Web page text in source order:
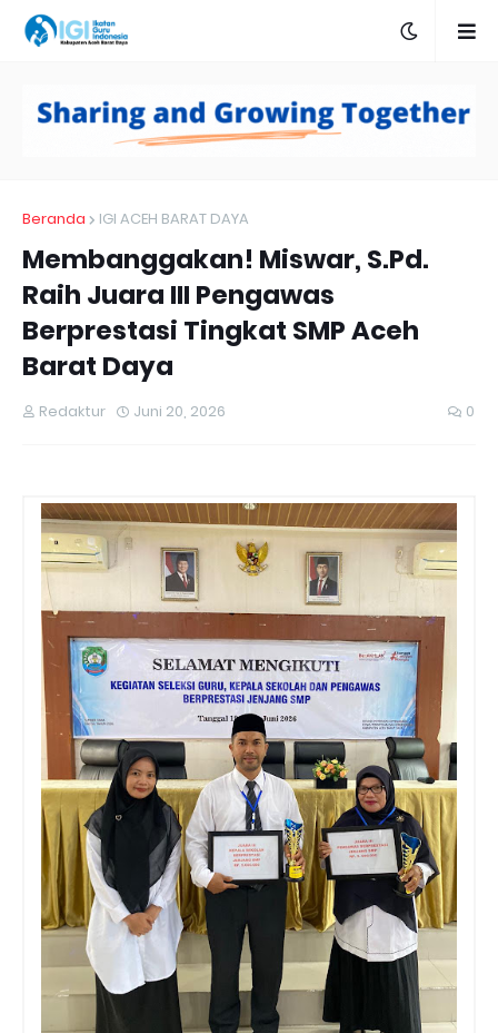
Beranda IGI ACEH BARAT DAYA
Membanggakan! Miswar, S.Pd.
Raih Juara III Pengawas
Berprestasi Tingkat SMP Aceh
Barat Daya
Redaktur Juni 20, 2026 0